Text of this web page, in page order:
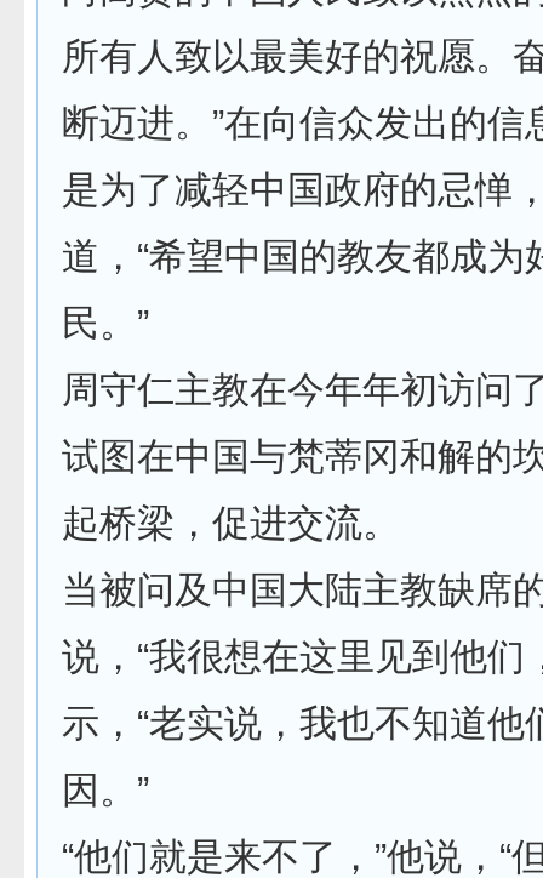
所有人致以最美好的祝愿。
断迈进。”在向信众发出的信
是为了减轻中国政府的忌惮
道，“希望中国的教友都成为
民。”
周守仁主教在今年年初访问
试图在中国与梵蒂冈和解的
起桥梁，促进交流。
当被问及中国大陆主教缺席
说，“我很想在这里见到他们
示，“老实说，我也不知道他
因。”
“他们就是来不了，”他说，“